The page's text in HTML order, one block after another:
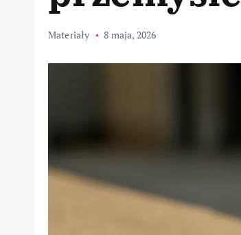
Materiały 8 maja, 2026